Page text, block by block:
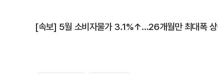
[속보] 5월 소비자물가 3.1%↑…26개월만 최대폭